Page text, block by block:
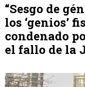
“Sesgo de
los ‘genios’
condenado
el fallo de la